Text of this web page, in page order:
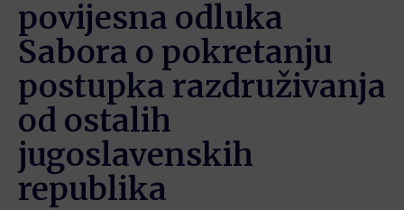
povijesna odluka
Sabora o pokretanju
postupka razdruživanja
od ostalih
jugoslavenskih
republika